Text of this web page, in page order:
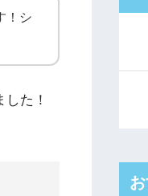
！シ
た！